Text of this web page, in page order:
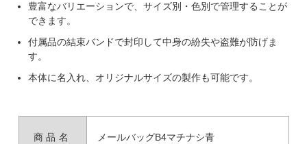
豊富なバリエーションで、サイズ別・色別で管理することが
できます。
付属品の結束バンドで封印して中身の紛失や盗難が防げま
す。
本体に名入れ、オリジナルサイズの製作も可能です。
商品名 メールバッグB4マチナシ青